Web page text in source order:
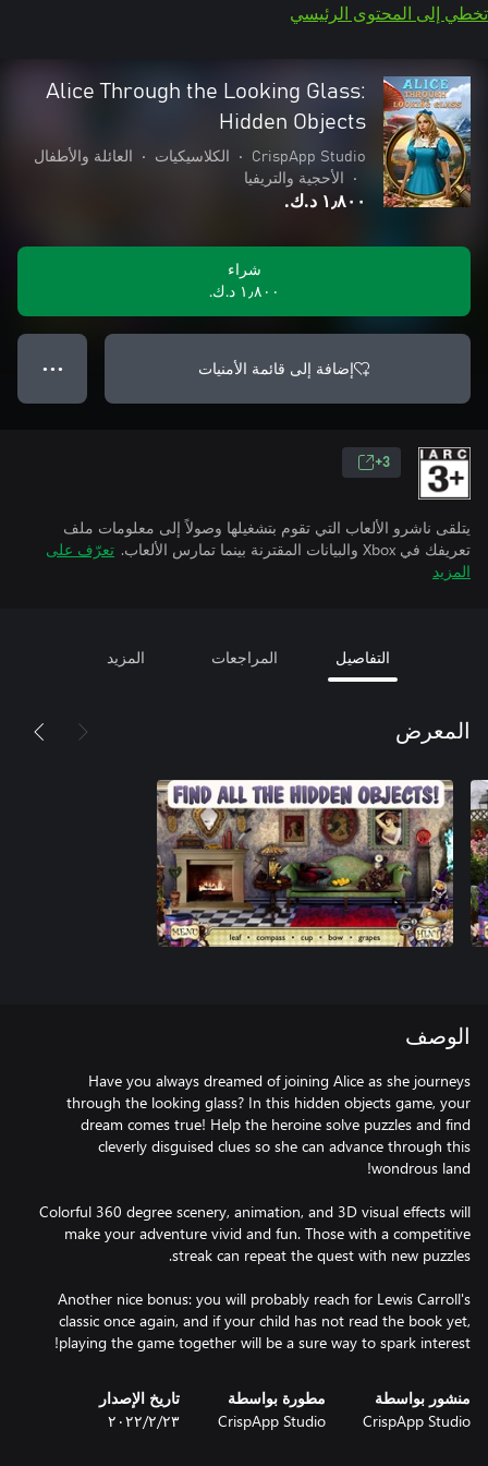
تخطي إلى المحتوى الرئيسي
Alice Through the Looking Glass:
Hidden Objects
CrispApp Studio
• الكلاسيكيات •
العائلة والأطفال
•
الأحجية والتريفيا
١٫٨٠٠ د.ك.‏
شراء
١٫٨٠٠ د.ك.‏
إضافة إلى قائمة الأمنيات ● ● ●
3+
يتلقى ناشرو الألعاب التي تقوم بتشغيلها وصولاً إلى معلومات ملف
تعريفك في Xbox والبيانات المقترنة بينما تمارس الألعاب.
تعرّف على
المزيد
التفاصيل المراجعات المزيد
المعرض
الوصف
Have you always dreamed of joining Alice as she journeys
through the looking glass? In this hidden objects game, your
dream comes true! Help the heroine solve puzzles and find
cleverly disguised clues so she can advance through this
Colorful 360 degree scenery, animation, and 3D visual effects will
make your adventure vivid and fun. Those with a competitive
Another nice bonus: you will probably reach for Lewis Carroll's
classic once again, and if your child has not read the book yet,
playing the game together will be a sure way to spark interest!
منشور بواسطة
CrispApp Studio
مطورة بواسطة
CrispApp Studio
تاريخ الإصدار
٢٣‏/٢‏/٢٠٢٢